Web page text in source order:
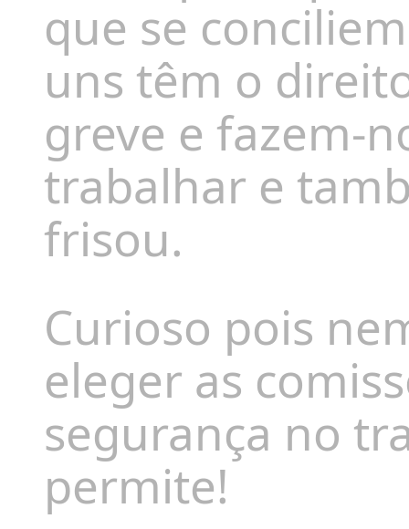
que se
uns têm o
greve e fazem-
trabalhar e
frisou.
Curioso pois
eleger as
segurança no
permite!